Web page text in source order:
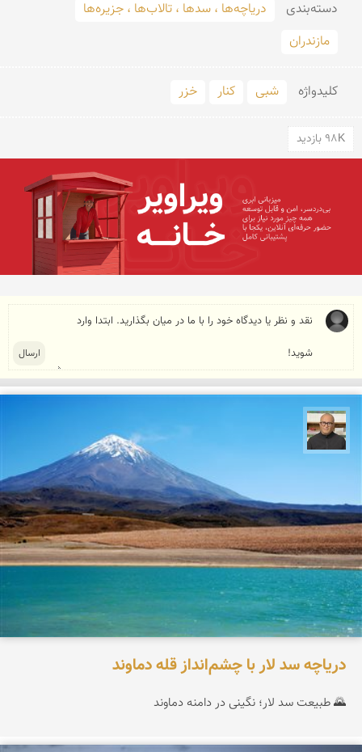
دسته‌بندی
دریاچه‌ها ، سدها ، تالاب‌ها ، جزیره‌ها
مازندران
کلید‌واژه شبی کنار خزر
98K بازدید
دریاچه سد لار با چشم‌انداز قله دماوند
🌄 طبیعت سد لار؛ نگینی در دامنه دماوند